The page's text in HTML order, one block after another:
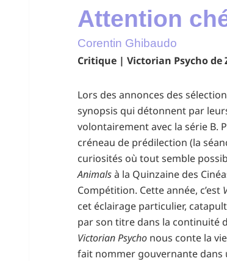
Attention
Corentin Ghibaudo
Critique | Victorian Psycho
Lors des annonces des
synopsis qui détonnent par
volontairement avec la série B.
créneau de prédilection (la
curiosités où tout semble
Animalsà la Quinzaine des
Compétition. Cette année, c’est
cet éclairage particulier,
par son titre dans la continuité
Victorian Psycho nous conte la
fait nommer gouvernante dans